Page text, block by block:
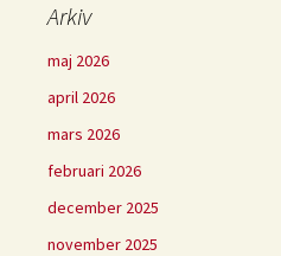
Arkiv
maj 2026
april 2026
mars 2026
februari 2026
december 2025
november 2025